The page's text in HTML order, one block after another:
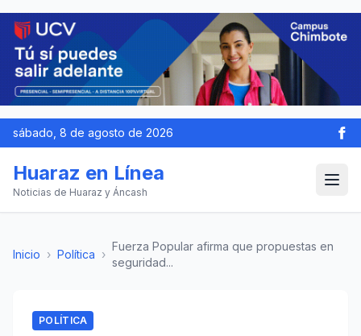
sábado, 8 de agosto de 2026
Huaraz en Línea
Noticias de Huaraz y Áncash
Inicio › Política ›
Fuerza Popular afirma que propuestas en
seguridad...
POLÍTICA